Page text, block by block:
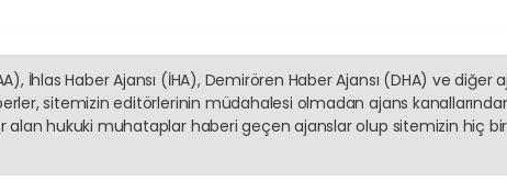
İhlas Haber Ajansı (İHA), Demirören Haber Ajansı (DHA) ve diğer
sitemizin editörlerinin müdahalesi olmadan ajans
alan hukuki muhataplar haberi geçen ajanslar olup sitemizin hiç